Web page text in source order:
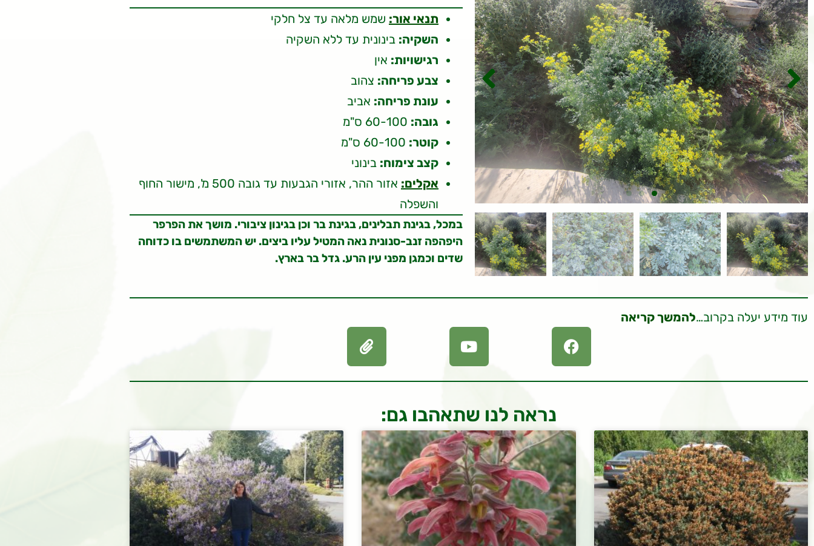
תנאי אור: שמש מלאה עד צל חלקי
השקיה: בינונית עד ללא השקיה
רגישויות: אין
צבע פריחה: צהוב
עונת פריחה: אביב
גובה:
קוטר:
קצב צימוח: בינוני
אקלים:
אזור ההר, אזורי הגבעות עד גובה 500 מ', מישור החוף
והשפלה
במכל, בגינת תבלינים, בגינת בר וכן בגינון ציבורי. מושך את הפרפר
היפהפה זנב-סנונית נאה המטיל עליו ביצים. יש המשתמשים בו כדוחה
שדים וכמגן מפני עין הרע. גדל בר בארץ.
עוד מידע יעלה בקרוב…להמשך קריאה
נראה לנו שתאהבו גם: